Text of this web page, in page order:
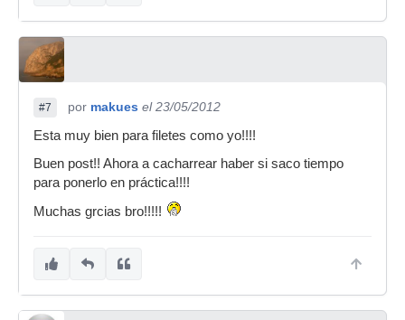
#7 por makues el 23/05/2012
Esta muy bien para filetes como yo!!!!
Buen post!! Ahora a cacharrear haber si saco tiempo
para ponerlo en práctica!!!!
Muchas grcias bro!!!!!